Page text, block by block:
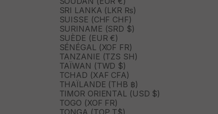
SRI LANKA (LKR ₨)
SUISSE (CHF CHF)
SURINAME (SRD $)
SUÈDE (EUR €)
SÉNÉGAL (XOF FR)
TANZANIE (TZS SH)
TAÏWAN (TWD $)
TCHAD (XAF CFA)
THAÏLANDE (THB ฿)
TIMOR ORIENTAL (USD $)
TOGO (XOF FR)